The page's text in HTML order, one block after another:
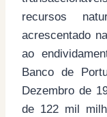
recursos
acrescentado
ao
Banco de
Dezembro de
de 122 mil